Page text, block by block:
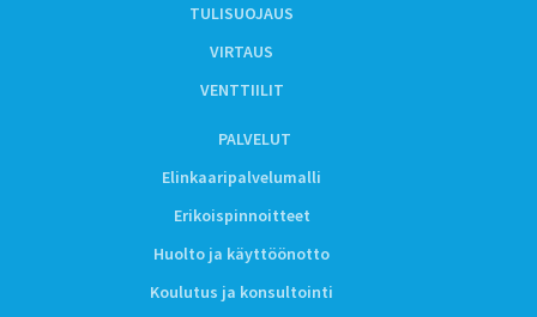
TULISUOJAUS
VIRTAUS
VENTTIILIT
PALVELUT
Elinkaaripalvelumalli
Erikoispinnoitteet
Huolto ja käyttöönotto
Koulutus ja konsultointi